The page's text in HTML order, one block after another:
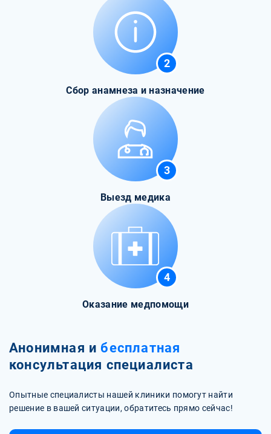
2
Сбор анамнеза и назначение
3
Выезд медика
4
Оказание медпомощи
Анонимная и бесплатная
консультация специалиста
Опытные специалисты нашей клиники помогут найти
решение в вашей ситуации, обратитесь прямо сейчас!